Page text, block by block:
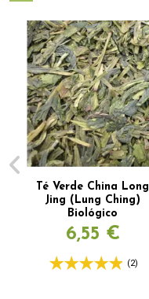
Té Verde China Long
Jing (Lung Ching)
Biológico
6,55 €
(2)